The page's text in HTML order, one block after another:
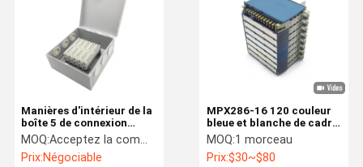
MPX286-16 120 couleur
bleue et blanche de cadre
de distribution de Digital
de bâti de mur d'unité de
système de l'ohm 16
MOQ:1 morceau
Prix:$30~$80
Manières d'intérieur de la
boîte 5 de connexion
téléphonique de 50 paires
avec le cadre arrière de
bâti
MOQ:Acceptez la commande, aucun MOQ
Prix:Négociable